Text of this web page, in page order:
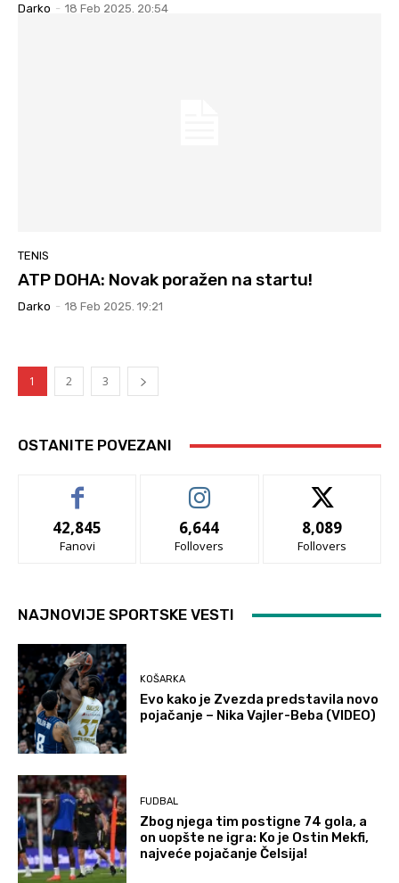
Darko - 18 Feb 2025. 20:54
TENIS
ATP DOHA: Novak poražen na startu!
Darko - 18 Feb 2025. 19:21
1 2 3
OSTANITE POVEZANI
42,845
Fanovi
6,644
Follovers
8,089
Follovers
NAJNOVIJE SPORTSKE VESTI
KOŠARKA
Evo kako je Zvezda predstavila novo
pojačanje – Nika Vajler-Beba (VIDEO)
FUDBAL
Zbog njega tim postigne 74 gola, a
on uopšte ne igra: Ko je Ostin Mekfi,
najveće pojačanje Čelsija!